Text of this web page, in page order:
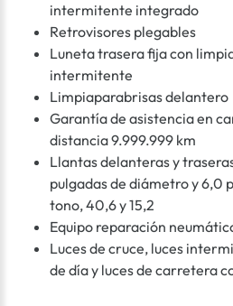
intermitente integrado
Retrovisores plegables
Luneta trasera fija con
intermitente
Limpiaparabrisas delantero
Garantía de asistencia en
distancia 9.999.999 km
Llantas delanteras y
pulgadas de diámetro y 6,0
tono, 40,6 y 15,2
Equipo reparación
Luces de cruce, luces
de día y luces de carretera